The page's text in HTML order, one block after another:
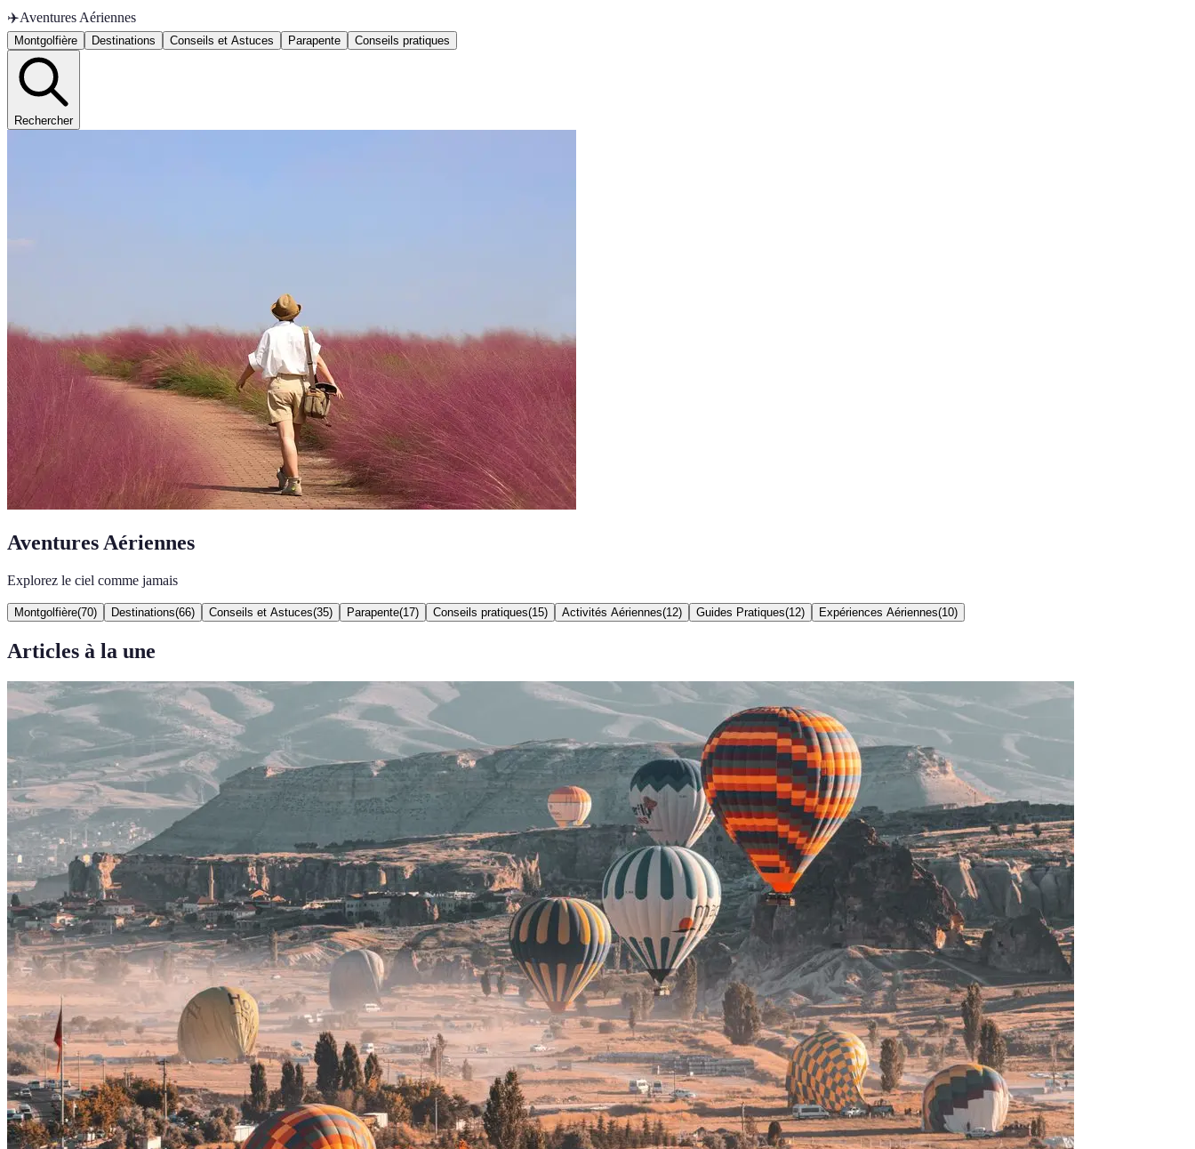
✈️Aventures Aériennes
Montgolfière Destinations Conseils et Astuces Parapente Conseils pratiques
Rechercher
Aventures Aériennes
Explorez le ciel comme jamais
Montgolfière(70) Destinations(66) Conseils et Astuces(35) Parapente(17) Conseils pratiques(15) Activités Aériennes(12) Guides Pratiques(12) Expériences Aériennes(10)
Articles à la une